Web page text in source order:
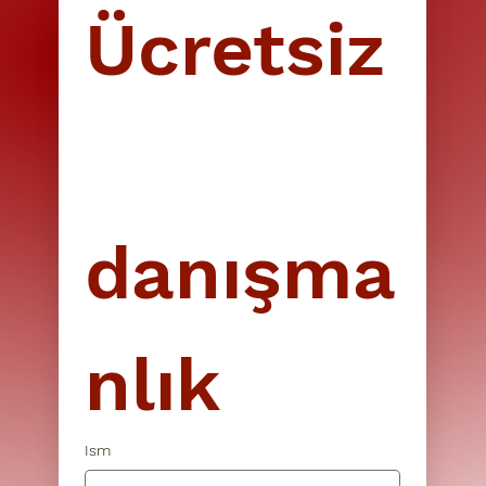
Ta'lim muassasasi
Ücretsiz
danışma
nlık
Ism